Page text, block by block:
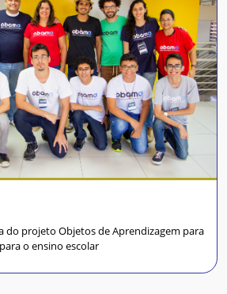
do projeto Objetos de Aprendizagem para
o ensino escolar